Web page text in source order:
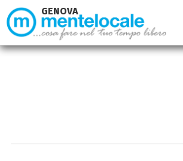
GENOVA